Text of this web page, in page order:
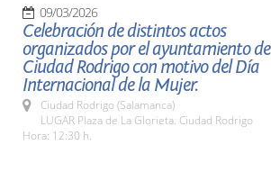
09/03/2026
Celebración de distintos actos
organizados por el ayuntamiento de
Ciudad Rodrigo con motivo del Día
Internacional de la Mujer.
Ciudad Rodrigo (Salamanca)
LUGAR Plaza de La Glorieta. Ciudad Rodrigo
Hora: 12:30 h.